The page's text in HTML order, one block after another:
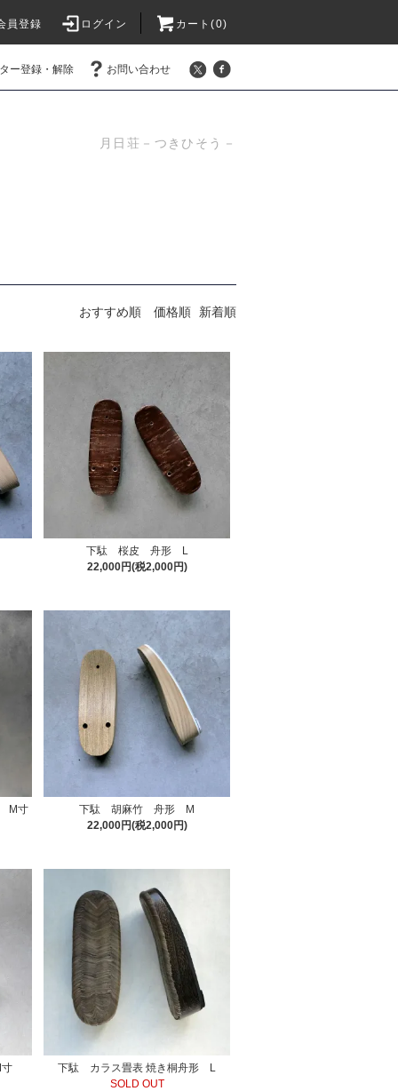
員登録 ログイン カート(0)
ー登録・解除 お問い合わせ
月日荘－つきひそう－
おすすめ順 価格順 新着順
下駄 桜皮 舟形 L
22,000円(税2,000円)
M寸
下駄 胡麻竹 舟形 M
22,000円(税2,000円)
下駄 カラス畳表 焼き桐舟形 L
SOLD OUT